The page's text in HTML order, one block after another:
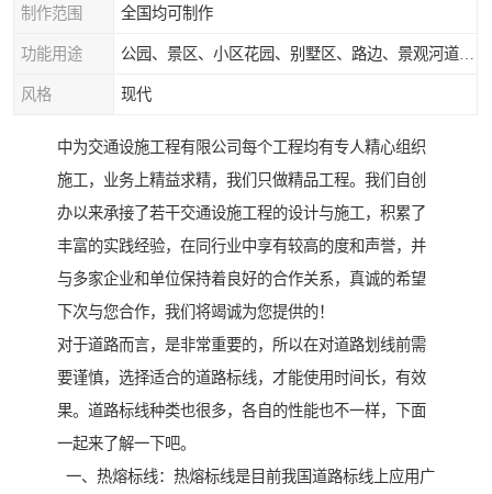
制作范围 全国均可制作
功能用途
风格 现代
中为交通设施工程有限公司每个工程均有专人精心组织
施工，业务上精益求精，我们只做精品工程。我们自创
办以来承接了若干交通设施工程的设计与施工，积累了
丰富的实践经验，在同行业中享有较高的度和声誉，并
与多家企业和单位保持着良好的合作关系，真诚的希望
下次与您合作，我们将竭诚为您提供的！
对于道路而言，是非常重要的，所以在对道路划线前需
要谨慎，选择适合的道路标线，才能使用时间长，有效
果。道路标线种类也很多，各自的性能也不一样，下面
一起来了解一下吧。
一、热熔标线：热熔标线是目前我国道路标线上应用广